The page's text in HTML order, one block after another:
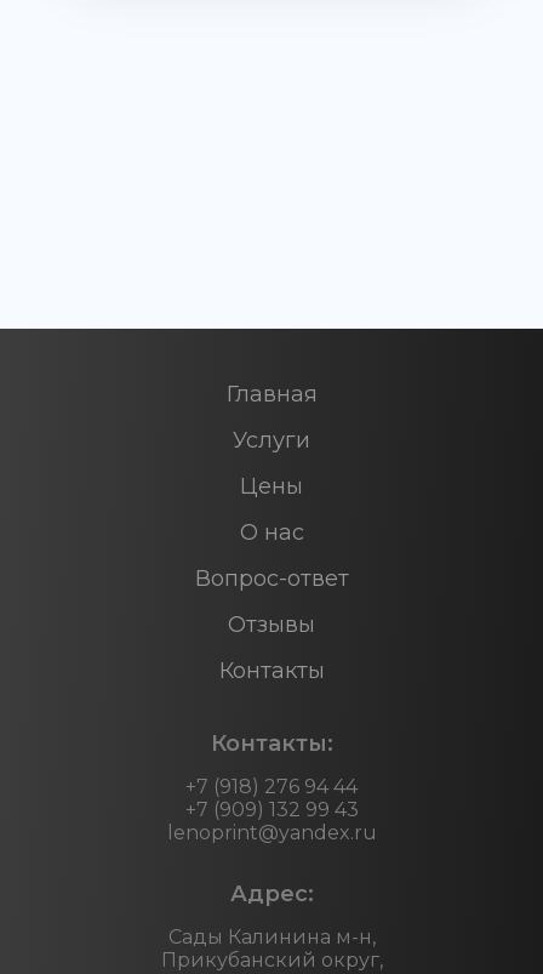
Контакты:
+7 (918) 276 94 44
+7 (909) 132 99 43
lenoprint@yandex.ru
Адрес:
Сады Калинина м-н,
Прикубанский округ,
Главная
Услуги
Цены
О нас
Вопрос-ответ
Отзывы
Контакты